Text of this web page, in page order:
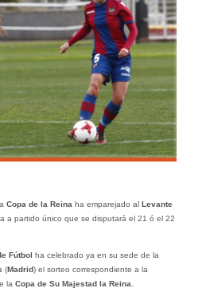
Copa de la Reina ha emparejado al Levante
a partido único que se disputará el 21 ó el 22
Fútbol ha celebrado ya en su sede de la
(Madrid) el sorteo correspondiente a la
la Copa de Su Majestad la Reina